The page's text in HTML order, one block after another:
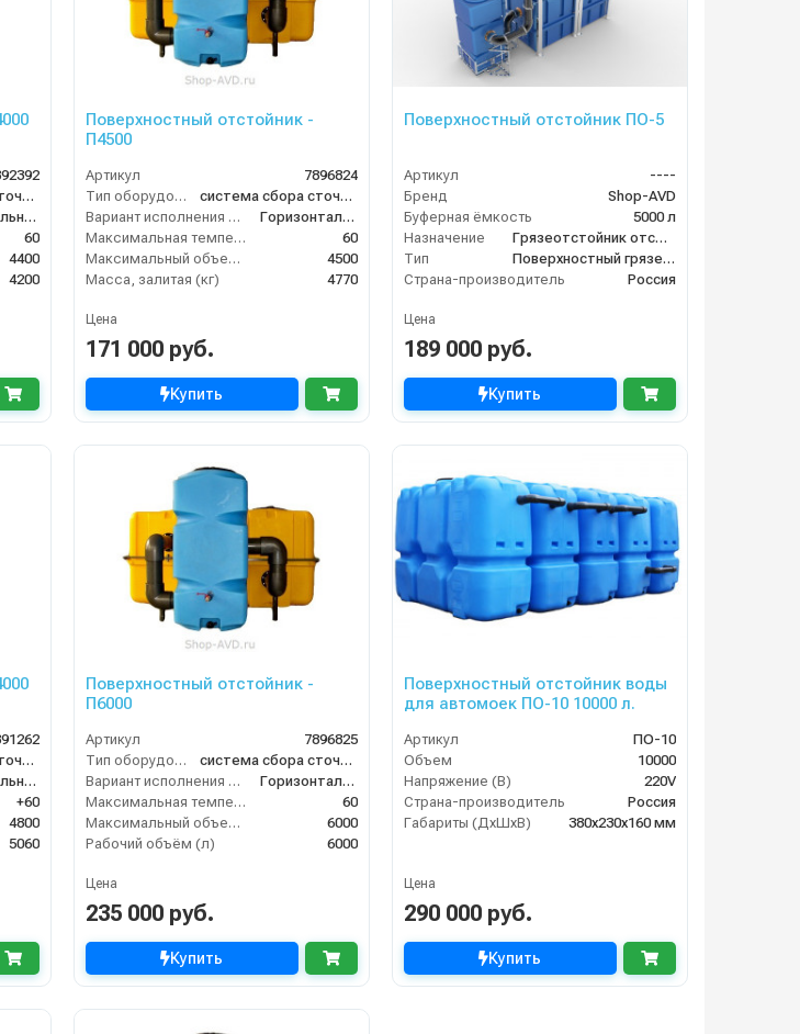
система сбора сточных вод
Вертикальное
60
4400
4200
Поверхностный отстойник -
П4500
Артикул
7896824
Тип оборудования
система сбора сточных вод
Вариант исполнения сооружения
Горизонтальное
Максимальная температура жидкости (°C)
60
Максимальный объем (л)
4500
Масса, залитая (кг)
4770
Цена
171 000 руб.
Купить
Поверхностный отстойник ПО-5
Артикул
----
Бренд
Shop-AVD
Буферная ёмкость
5000 л
Назначение
Грязеотстойник отстойник для автомойки
Тип
Поверхностный грязеотстойник отстойник
Страна-производитель
Россия
Цена
189 000 руб.
Купить
система сбора сточных вод
Вертикальное
+60
4800
5060
Поверхностный отстойник -
П6000
Артикул
7896825
Тип оборудования
система сбора сточных вод
Вариант исполнения сооружения
Горизонтальное
Максимальная температура жидкости (°C)
60
Максимальный объем (л)
6000
Рабочий объём (л)
6000
Цена
235 000 руб.
Купить
Поверхностный отстойник воды
для автомоек ПО-10 10000 л.
Артикул
ПО-10
Объем
10000
Напряжение (В)
220V
Страна-производитель
Россия
Габариты (ДхШхВ)
380х230х160 мм
Цена
290 000 руб.
Купить